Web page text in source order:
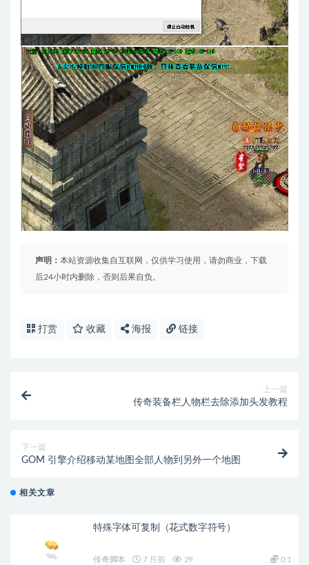
声明： 本站资源收集自互联网，仅供学习使用，请勿商业，下载
后24小时内删除，否则后果自负。
打赏 收藏 海报 链接
上一篇
传奇装备栏人物栏去除添加头发教程
下一篇
GOM 引擎介绍移动某地图全部人物到另外一个地图
相关文章
特殊字体可复制（花式数字符号）
传奇脚本 7 月前 29 0.1